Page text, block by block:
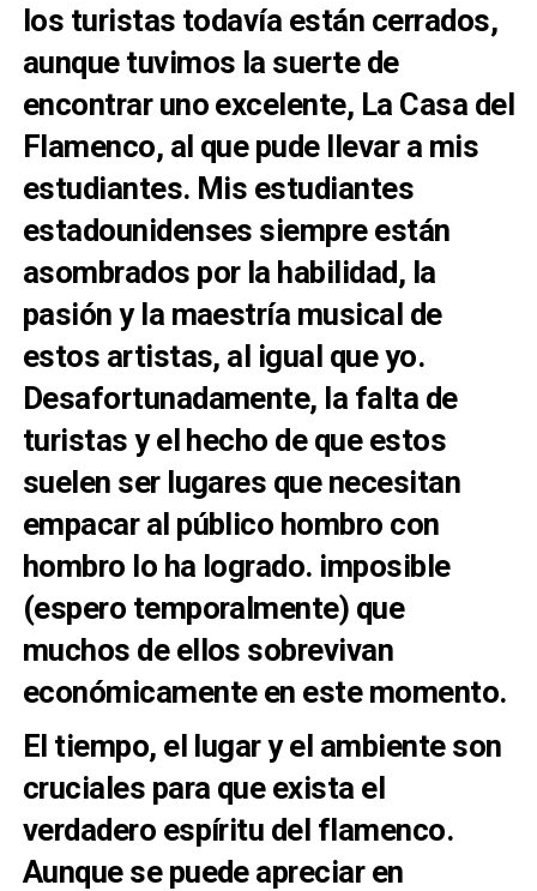
los turistas todavía están cerrados,
aunque tuvimos la suerte de
encontrar uno excelente, La Casa del
Flamenco, al que pude llevar a mis
estudiantes. Mis estudiantes
estadounidenses siempre están
asombrados por la habilidad, la
pasión y la maestría musical de
estos artistas, al igual que yo.
Desafortunadamente, la falta de
turistas y el hecho de que estos
suelen ser lugares que necesitan
empacar al público hombro con
hombro lo ha logrado. imposible
(espero temporalmente) que
muchos de ellos sobrevivan
económicamente en este momento.
El tiempo, el lugar y el ambiente son
cruciales para que exista el
verdadero espíritu del flamenco.
Aunque se puede apreciar en